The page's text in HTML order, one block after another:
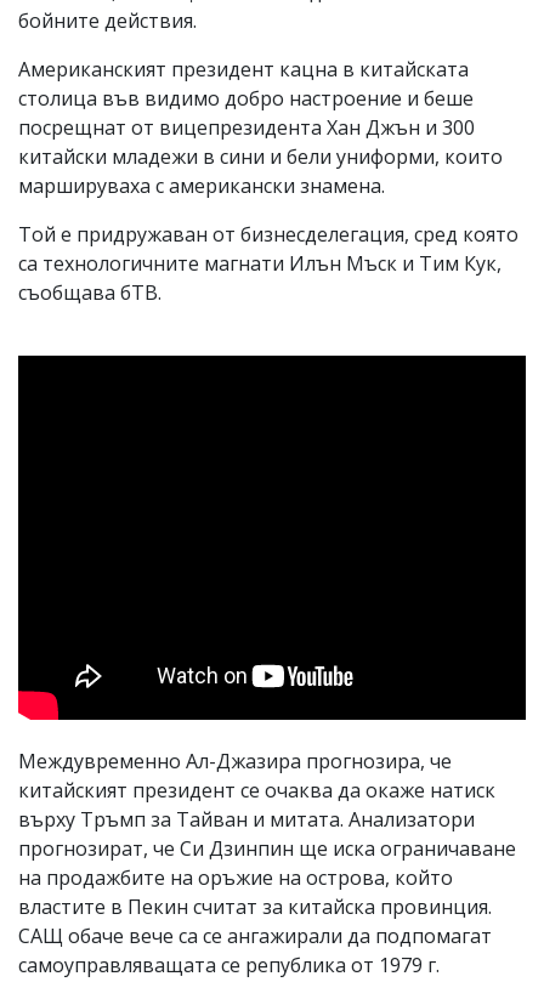
бойните действия.
Американският президент кацна в китайската
столица във видимо добро настроение и беше
посрещнат от вицепрезидента Хан Джън и 300
китайски младежи в сини и бели униформи, които
маршируваха с американски знамена.
Той е придружаван от бизнесделегация, сред която
са технологичните магнати Илън Мъск и Тим Кук,
съобщава бТВ.
Междувременно Ал-Джазира прогнозира, че
китайският президент се очаква да окаже натиск
върху Тръмп за Тайван и митата. Анализатори
прогнозират, че Си Дзинпин ще иска ограничаване
на продажбите на оръжие на острова, който
властите в Пекин считат за китайска провинция.
САЩ обаче вече са се ангажирали да подпомагат
самоуправляващата се република от 1979 г.